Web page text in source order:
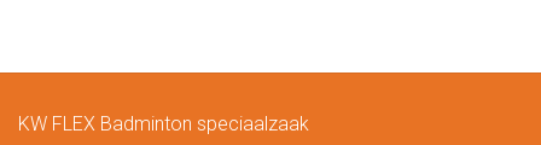
KW FLEX Badminton speciaalzaak